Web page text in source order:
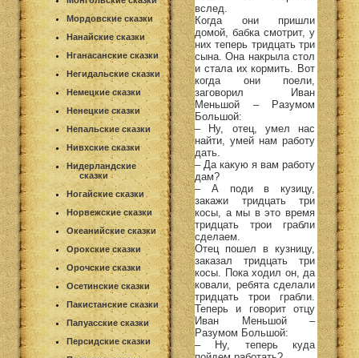
Мордовские сказки
Нанайские сказки
Нганасанские сказки
Негидальские сказки
Немецкие сказки
Ненецкие сказки
Непальские сказки
Нивхские сказки
Нидерландские
сказки
Ногайские сказки
Норвежские сказки
Океанийские сказки
Орокские сказки
Орочские сказки
Осетинские сказки
Пакистанские сказки
Папуасские сказки
Персидские сказки
вслед.
Когда они пришли
домой, бабка смотрит, у
них теперь тридцать три
сына. Она накрыла стол
и стала их кормить. Вот
когда они поели,
заговорил Иван
Меньшой – Разумом
Большой:
– Ну, отец, умел нас
найти, умей нам работу
дать.
– Да какую я вам работу
дам?
– А поди в кузицу,
закажи тридцать три
косы, а мы в это время
тридцать трои грабли
сделаем.
Отец пошел в кузницу,
заказал тридцать три
косы. Пока ходил он, да
ковали, ребята сделали
тридцать трои грабли.
Теперь и говорит отцу
Иван Меньшой –
Разумом Большой:
– Ну, теперь куда